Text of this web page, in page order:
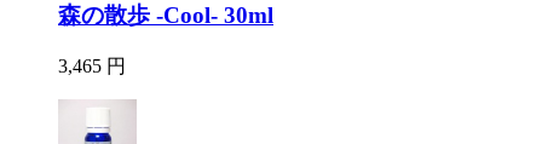
森の散歩 -Cool- 30ml
3,465 円